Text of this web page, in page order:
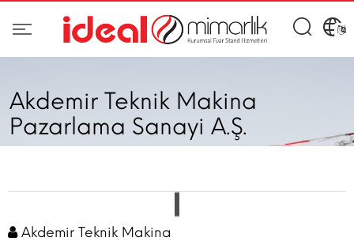
Akdemir Teknik Makina
Pazarlama Sanayi A.Ş.
Akdemir Teknik Makina